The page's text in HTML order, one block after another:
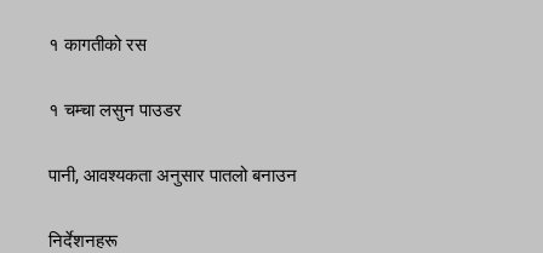
१ कागतीको रस
१ चम्चा लसुन पाउडर
पानी, आवश्यकता अनुसार पातलो बनाउन
निर्देशनहरू